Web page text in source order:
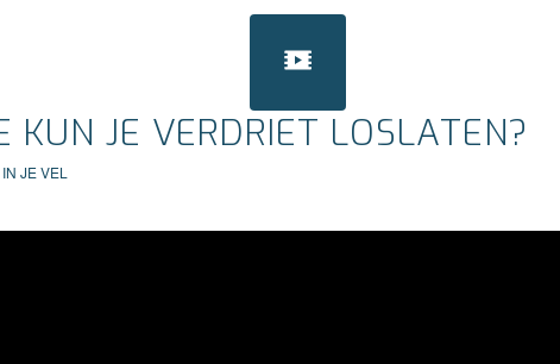
KUN JE VERDRIET LOSLATEN?
JE VEL